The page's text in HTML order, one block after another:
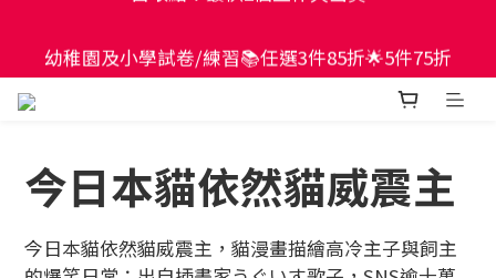
自取點！最快2個工作天出貨
現貨童書正價全場65折！$449包郵香港智能櫃或澳門
今日本貓依然貓威震主
今日本貓依然貓威震主，貓漫畫描繪高冷主子與飼主